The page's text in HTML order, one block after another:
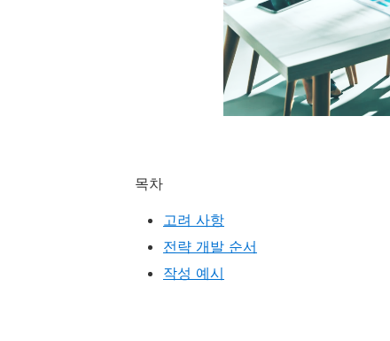
목차
고려 사항
전략 개발 순서
작성 예시